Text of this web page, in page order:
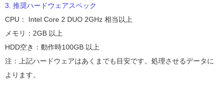
3. 推奨ハードウェアスペック
CPU： Intel Core 2 DUO 2GHz 相当以上
メモリ：2GB 以上
HDD空き：動作時100GB 以上
注：上記ハードウェアはあくまでも目安です。処理させるデータに
よります。